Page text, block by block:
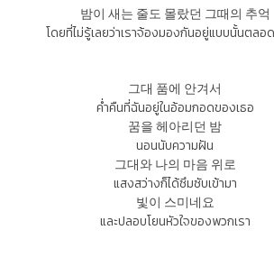
밤이 새는 줄도 몰랐던 그때의 추억
โดยที่ไม่รู้เลยว่าเราจ้องมองกันอยู่แบบนั้นตลอ
그대 품에 안겨서
ค่ำคืนที่ฉันอยู่ในอ้อมกอดของเธอ
꿈을 헤아리던 밤
นอนนับความฝัน
그대와 나의 마음 위로
แสงสว่างก็ได้ซึมซับเข้ามา
빛이 스미네요
และปลอบโยนหัวใจของพวกเรา